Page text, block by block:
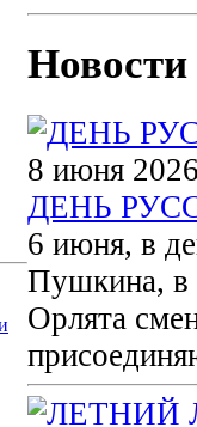
8 июня
ДЕНЬ
6 июня, в
Пушкина, в
Орлята